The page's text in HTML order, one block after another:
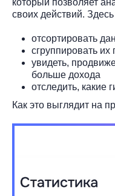
который позволяет
своих действий.
отсортировать
сгруппировать
увидеть,
больше дохода
отследить, какие
Как это выглядит на